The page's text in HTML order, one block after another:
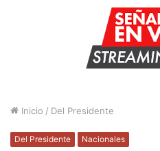
Inicio / Del Presidente
Del Presidente Nacionales